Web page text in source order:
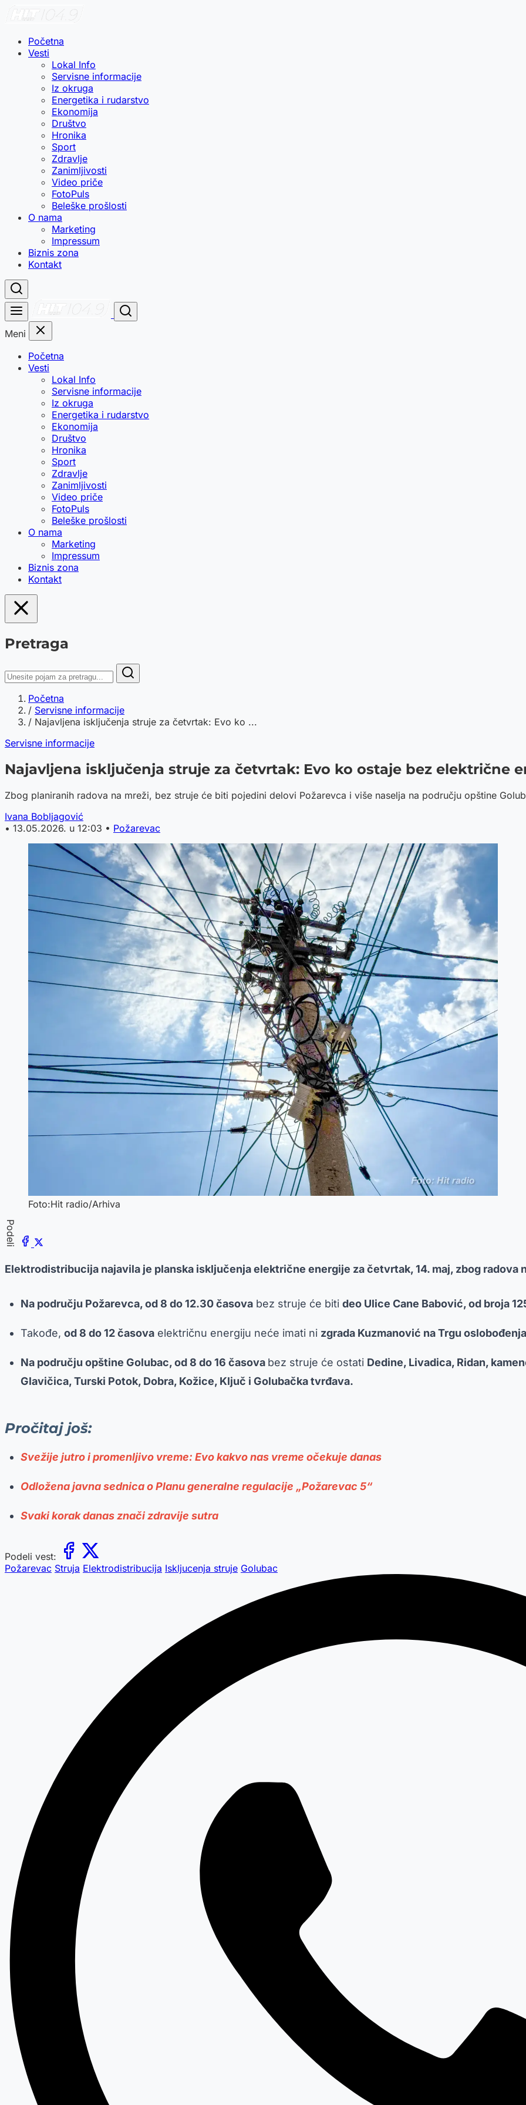
Početna
Vesti
Lokal Info
Servisne informacije
Iz okruga
Energetika i rudarstvo
Ekonomija
Društvo
Hronika
Sport
Zdravlje
Zanimljivosti
Video priče
FotoPuls
Beleške prošlosti
O nama
Marketing
Impressum
Biznis zona
Kontakt
Meni
Početna
Vesti
Lokal Info
Servisne informacije
Iz okruga
Energetika i rudarstvo
Ekonomija
Društvo
Hronika
Sport
Zdravlje
Zanimljivosti
Video priče
FotoPuls
Beleške prošlosti
O nama
Marketing
Impressum
Biznis zona
Kontakt
Pretraga
Početna
/ Servisne informacije
/ Najavljena isključenja struje za četvrtak: Evo ko ...
Servisne informacije
Najavljena isključenja struje za četvrtak: Evo ko ostaje bez električne
Zbog planiranih radova na mreži, bez struje će biti pojedini delovi Požarevca i više naselja na području opštine
Ivana Bobljagović
• 13.05.2026. u 12:03 • Požarevac
Foto:Hit radio/Arhiva
Podeli
Elektrodistribucija najavila je planska isključenja električne energije za četvrtak, 14. maj, zbog radova
Na području Požarevca, od 8 do 12.30 časova bez struje će biti deo Ulice Cane Babović, od broja
Takođe, od 8 do 12 časova električnu energiju neće imati ni zgrada Kuzmanović na Trgu
Na području opštine Golubac, od 8 do 16 časova bez struje će ostati Dedine, Livadica, Ridan,
Glavičica, Turski Potok, Dobra, Kožice, Ključ i Golubačka tvrđava.
Pročitaj još:
Svežije jutro i promenljivo vreme: Evo kakvo nas vreme očekuje danas
Odložena javna sednica o Planu generalne regulacije „Požarevac 5“
Svaki korak danas znači zdravije sutra
Podeli vest:
Požarevac Struja Elektrodistribucija Iskljucenja struje Golubac